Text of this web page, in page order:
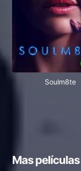
Soulm8te
Mas películas